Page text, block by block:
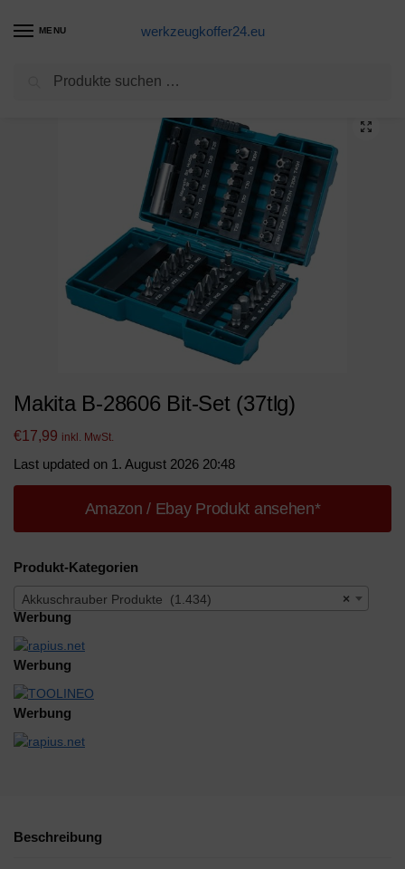
MENU werkzeugkoffer24.eu
Akkuschrauber Produkte
Makita B-28606 Bit-Set (37tlg)
€17,99 inkl. MwSt.
Last updated on 1. August 2026 20:48
Amazon / Ebay Produkt ansehen*
Produkt-Kategorien
×
Akkuschrauber Produkte (1.434)
Werbung
Werbung
Werbung
Beschreibung